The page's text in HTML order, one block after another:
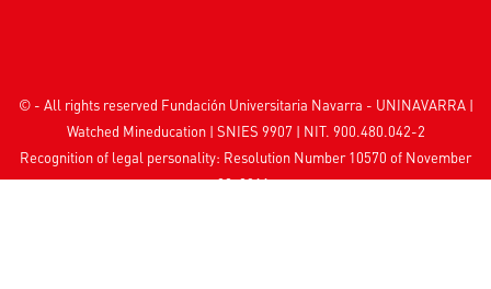
© - All rights reserved Fundación Universitaria Navarra - UNINAVARRA |
Watched Mineducation| SNIES 9907 | NIT. 900.480.042-2
Recognition of legal personality: Resolution Number 10570 of November
22, 2011.